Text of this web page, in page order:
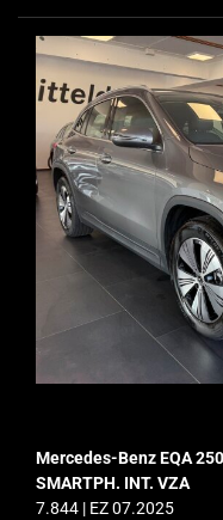
Mercedes-Benz EQA
SMARTPH. INT. VZA
7.844 | EZ 07.2025